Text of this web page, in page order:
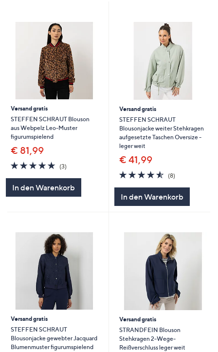
diese
anzuzeigen.
Versand gratis
STEFFEN SCHRAUT Blouson
aus Webpelz Leo-Muster
figurumspielend
€ 81,99
4.7
von
(3)3
In den Warenkorb
Versand gratis
STEFFEN SCHRAUT
Blousonjacke weiter Stehkragen
aufgesetzte Taschen Oversize -
leger weit
€ 41,99
4.5
von
(8)8
In den Warenkorb
Versand gratis
STEFFEN SCHRAUT
Blousonjacke gewebter Jacquard
Blumenmuster figurumspielend
Versand gratis
STRANDFEIN Blouson
Stehkragen 2-Wege-
Reißverschluss leger weit